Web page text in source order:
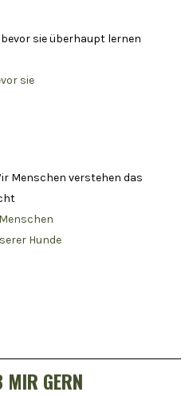
sie
Hunde
MIR GERN